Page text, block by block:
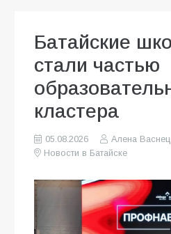
Батайские
стали частью
кластера
05.08.2026
Алена
Новости в Батайске